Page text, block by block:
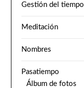
Gestión del tiempo
Meditación
Nombres
Pasatiempo
Álbum de fotos